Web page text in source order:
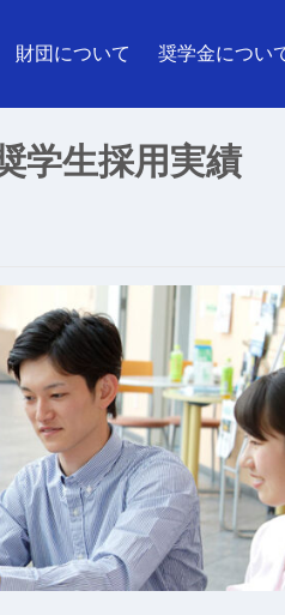
財団について 奨学金につい
学生採用実績